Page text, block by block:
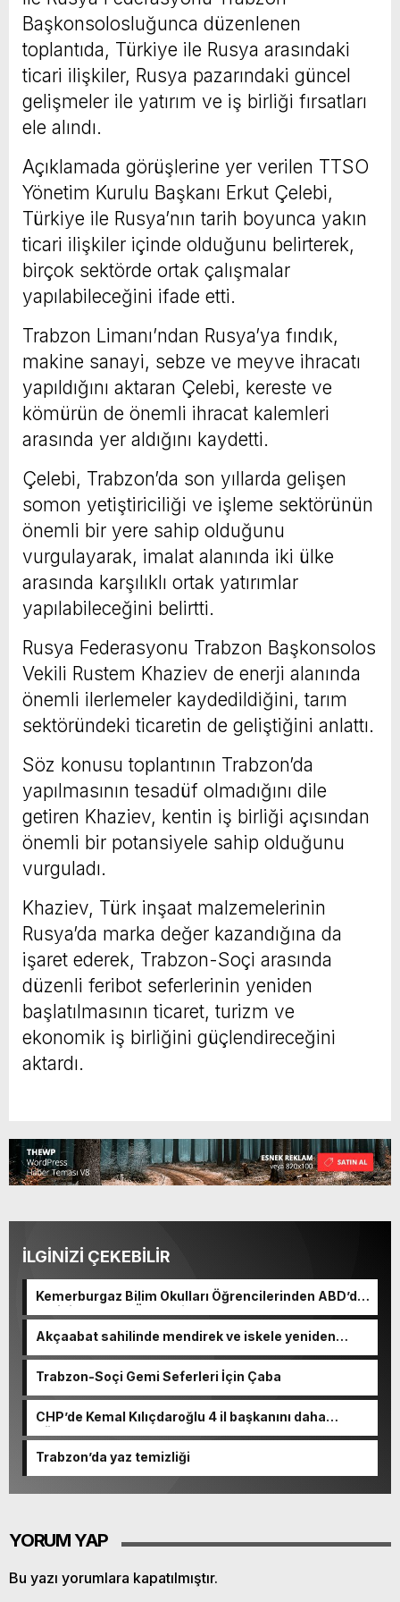
Başkonsolosluğunca düzenlenen
toplantıda, Türkiye ile Rusya arasındaki
ticari ilişkiler, Rusya pazarındaki güncel
gelişmeler ile yatırım ve iş birliği fırsatları
ele alındı.
Açıklamada görüşlerine yer verilen TTSO
Yönetim Kurulu Başkanı Erkut Çelebi,
Türkiye ile Rusya’nın tarih boyunca yakın
ticari ilişkiler içinde olduğunu belirterek,
birçok sektörde ortak çalışmalar
yapılabileceğini ifade etti.
Trabzon Limanı’ndan Rusya’ya fındık,
makine sanayi, sebze ve meyve ihracatı
yapıldığını aktaran Çelebi, kereste ve
kömürün de önemli ihracat kalemleri
arasında yer aldığını kaydetti.
Çelebi, Trabzon’da son yıllarda gelişen
somon yetiştiriciliği ve işleme sektörünün
önemli bir yere sahip olduğunu
vurgulayarak, imalat alanında iki ülke
arasında karşılıklı ortak yatırımlar
yapılabileceğini belirtti.
Rusya Federasyonu Trabzon Başkonsolos
Vekili Rustem Khaziev de enerji alanında
önemli ilerlemeler kaydedildiğini, tarım
sektöründeki ticaretin de geliştiğini anlattı.
Söz konusu toplantının Trabzon’da
yapılmasının tesadüf olmadığını dile
getiren Khaziev, kentin iş birliği açısından
önemli bir potansiyele sahip olduğunu
vurguladı.
Khaziev, Türk inşaat malzemelerinin
Rusya’da marka değer kazandığına da
işaret ederek, Trabzon-Soçi arasında
düzenli feribot seferlerinin yeniden
başlatılmasının ticaret, turizm ve
ekonomik iş birliğini güçlendireceğini
aktardı.
İLGİNİZİ ÇEKEBİLİR
Kemerburgaz Bilim Okulları Öğrencilerinden ABD’de
Tarihi Başarı: 6 Öğrenci 14 Madalya Kazandı
Akçaabat sahilinde mendirek ve iskele yeniden
Trabzon-Soçi Gemi Seferleri İçin Çaba
CHP’de Kemal Kılıçdaroğlu 4 il başkanını daha
görevden alacak
Trabzon’da yaz temizliği
YORUM YAP
Bu yazı yorumlara kapatılmıştır.